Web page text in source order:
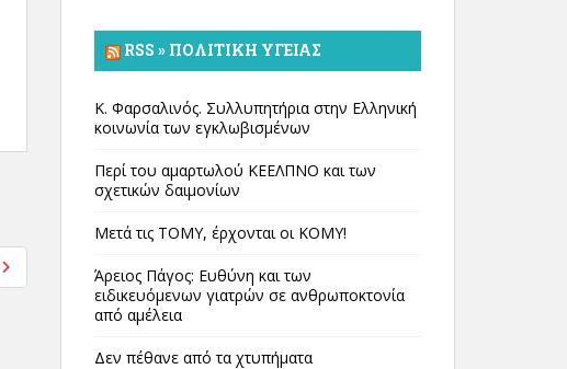
RSS » ΠΟΛΙΤΙΚΉ ΥΓΕΊΑΣ
Κ. Φαρσαλινός. Συλλυπητήρια στην Ελληνική
κοινωνία των εγκλωβισμένων
Περί του αμαρτωλού ΚΕΕΛΠΝΟ και των
σχετικών δαιμονίων
Μετά τις ΤΟΜΥ, έρχονται οι ΚΟΜΥ!
Άρειος Πάγος: Ευθύνη και των
ειδικευόμενων γιατρών σε ανθρωποκτονία
από αμέλεια
Δεν πέθανε από τα χτυπήματα